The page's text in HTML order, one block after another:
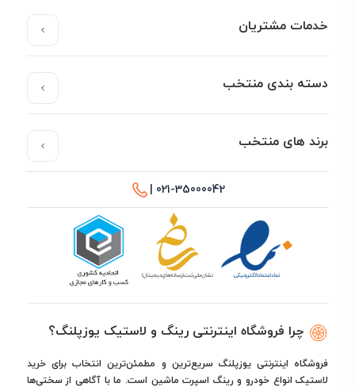
خدمات مشتریان
دسته بندی منتخب
برند های منتخب
021-35000042 |
چرا فروشگاه اینترنتی رینگ و لاستیک یوزپلنگ؟
فروشگاه اینترنتی یوزپلنگ سریع‌ترین و مطمئن‌ترین انتخاب برای خرید
لاستیک انواع خودرو و رینگ اسپرت ماشین است. ما با آگاهی از سختی‌ها